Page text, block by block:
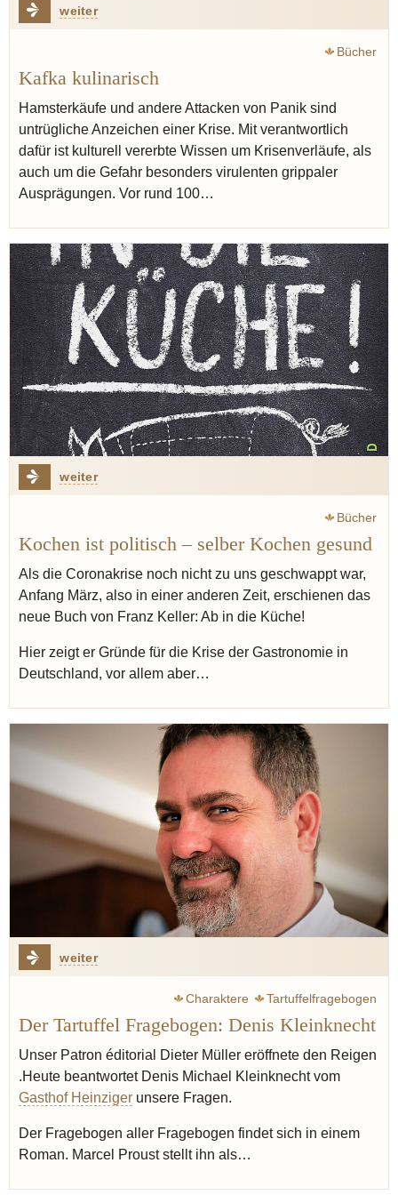
weiter
Bücher
Kafka kulinarisch
Hamsterkäufe und andere Attacken von Panik sind
untrügliche Anzeichen einer Krise. Mit verantwortlich
dafür ist kulturell vererbte Wissen um Krisenverläufe, als
auch um die Gefahr besonders virulenten grippaler
Ausprägungen. Vor rund 100…
weiter
Bücher
Kochen ist politisch – selber Kochen gesund
Als die Coronakrise noch nicht zu uns geschwappt war,
Anfang März, also in einer anderen Zeit, erschienen das
neue Buch von Franz Keller: Ab in die Küche!
Hier zeigt er Gründe für die Krise der Gastronomie in
Deutschland, vor allem aber…
weiter
Charaktere Tartuffelfragebogen
Der Tartuffel Fragebogen: Denis Kleinknecht
Unser Patron éditorial Dieter Müller eröffnete den Reigen
.Heute beantwortet Denis Michael Kleinknecht vom
Gasthof Heinziger unsere Fragen.
Der Fragebogen aller Fragebogen findet sich in einem
Roman. Marcel Proust stellt ihn als…